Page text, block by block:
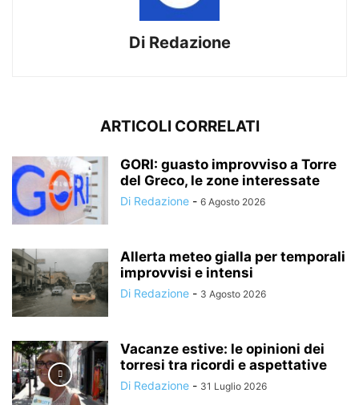
Di Redazione
ARTICOLI CORRELATI
GORI: guasto improvviso a Torre
del Greco, le zone interessate
Di Redazione - 6 Agosto 2026
Allerta meteo gialla per temporali
improvvisi e intensi
Di Redazione - 3 Agosto 2026
Vacanze estive: le opinioni dei
torresi tra ricordi e aspettative
Di Redazione - 31 Luglio 2026